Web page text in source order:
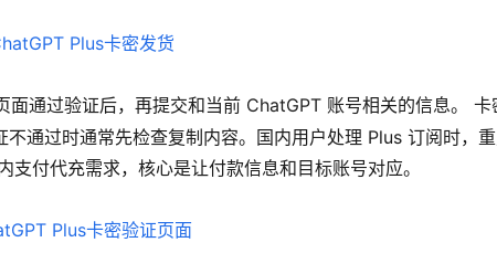
面通过验证后，再提交和当前 ChatGPT 账号相关的信息。 卡
通过时通常先检查复制内容。国内用户处理 Plus 订阅时，
付代充需求，核心是让付款信息和目标账号对应。